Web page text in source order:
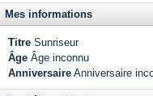
Mes informations
Titre Sunriseur
Âge Âge inconnu
Anniversaire Anniversaire